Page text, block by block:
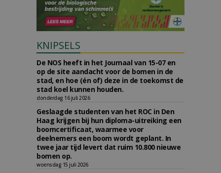
KNIPSELS
De NOS heeft in het Journaal van 15-07 en
op de site aandacht voor de bomen in de
stad, en hoe (én of) deze in de toekomst de
stad koel kunnen houden.
donderdag 16 juli 2026
Geslaagde studenten van het ROC in Den
Haag krijgen bij hun diploma-uitreiking een
boomcertificaat, waarmee voor
deelnemers een boom wordt geplant. In
twee jaar tijd levert dat ruim 10.800 nieuwe
bomen op.
woensdag 15 juli 2026